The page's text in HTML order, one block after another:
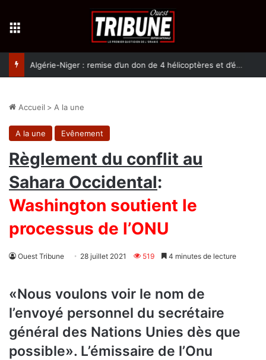
Algérie-Niger : remise d’un don de 4 hélicoptères et d’équipement militaires à l’armée nigérienne
Accueil > A la une
A la une Evênement
Règlement du conflit au
Sahara Occidental:
Washington soutient le
processus de l’ONU
Ouest Tribune 28 juillet 2021 519 4 minutes de lecture
«Nous voulons voir le nom de
l’envoyé personnel du secrétaire
général des Nations Unies dès que
possible». L’émissaire de l’Onu